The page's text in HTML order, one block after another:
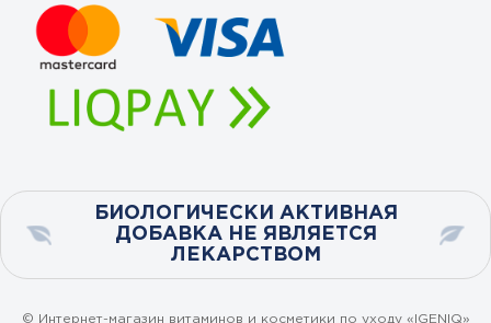
БИОЛОГИЧЕСКИ АКТИВНАЯ
ДОБАВКА НЕ ЯВЛЯЕТСЯ
ЛЕКАРСТВОМ
© Интернет-магазин витаминов и косметики по уходу «IGENIQ»